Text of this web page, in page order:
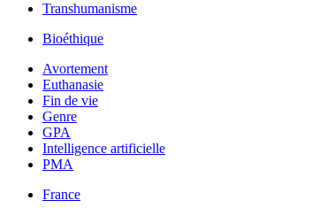
Transhumanisme
Bioéthique
Avortement
Euthanasie
Fin de vie
Genre
GPA
Intelligence artificielle
PMA
France